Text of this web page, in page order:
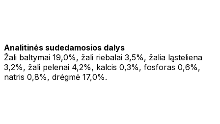
Analitinės sudedamosios dalys
Žali baltymai 19,0%, žali riebalai 3,5%, žalia ląsteliena
3,2%, žali pelenai 4,2%, kalcis 0,3%, fosforas 0,6%,
natris 0,8%, drėgmė 17,0%.